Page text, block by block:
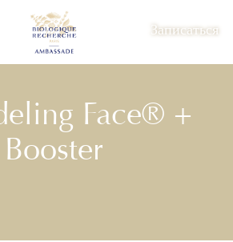
Записаться
Face® +
Booster